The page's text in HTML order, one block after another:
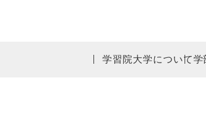
学習院大学について学